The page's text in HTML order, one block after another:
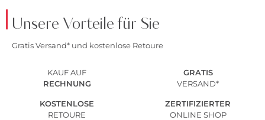
Unsere Vorteile für Sie
Gratis Versand* und kostenlose Retoure
KAUF AUF
RECHNUNG
GRATIS
VERSAND*
KOSTENLOSE
RETOURE
ZERTIFIZIERTER
ONLINE SHOP